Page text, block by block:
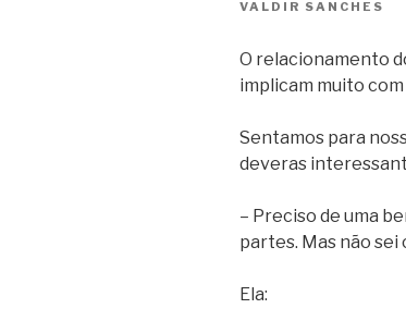
VALDIR SANCHES
O relacionamento
implicam muito com
Sentamos para
deveras
– Preciso de uma
partes. Mas não sei
Ela: